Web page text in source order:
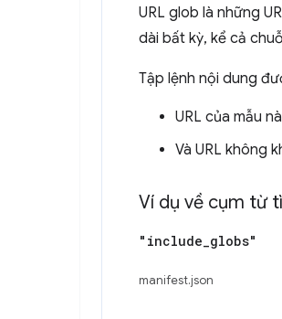
URL glob là những
dài bất kỳ, kể cả
Tập lệnh nội dung
URL của mẫu
Và URL không
Ví dụ về cụm từ
"include_globs"
manifest.json